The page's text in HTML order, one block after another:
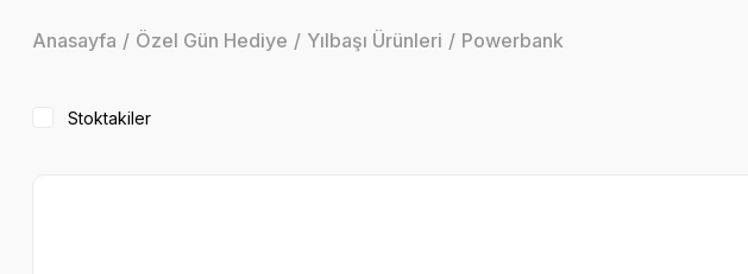
Anasayfa Özel Gün Hediye Yılbaşı Ürünleri Powerbank
Stoktakiler